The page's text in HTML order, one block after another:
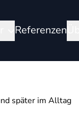
Referenzen
später im Alltag